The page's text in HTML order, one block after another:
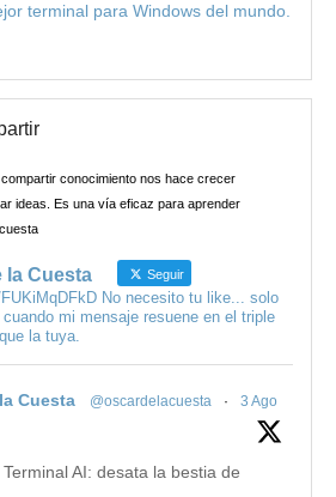
terminal para Windows del mundo.
conocimiento nos hace crecer
ideas. Es una vía eficaz para aprender
la Cuesta Seguir
No necesito tu like... solo
mi mensaje resuene en el triple
la tuya.
Cuesta @oscardelacuesta · 3 Ago
AI: desata la bestia de